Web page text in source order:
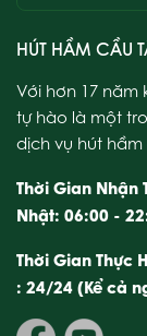
HÚT HẦM CẦU
Với hơn 17 năm
tự hào là một
dịch vụ hút hầm
Thời Gian Nhận
Nhật: 06:00 -
Thời Gian Thực
: 24/24 (Kể cả